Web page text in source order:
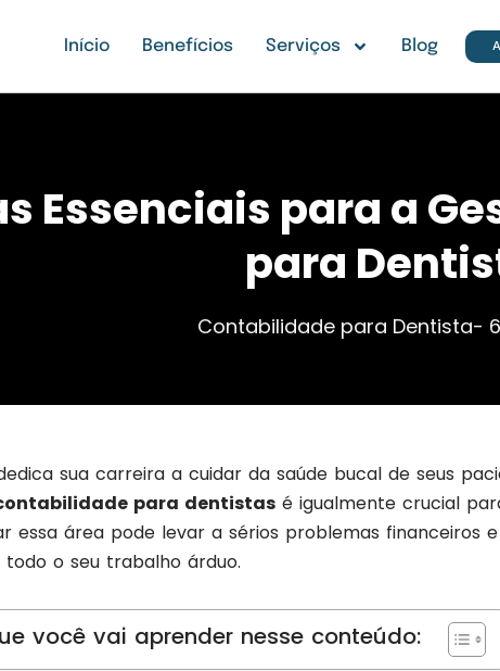
Início Benefícios Serviços Blog
Essenciais para a
para
Contabilidade para Dentista-
sua carreira a cuidar da saúde bucal de seus
para dentistas é igualmente crucial
essa área pode levar a sérios problemas financeiros
o seu trabalho árduo.
você vai aprender nesse conteúdo: